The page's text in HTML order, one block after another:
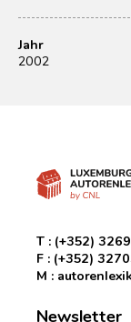
Jahr
2002
T : (+352)
F : (+352)
M :
Newsletter